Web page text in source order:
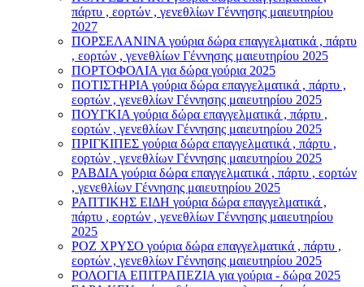
πάρτυ , εορτών , γενεθλίων Γέννησης μαιευτηρίου
2027
ΠΟΡΣΕΛΑΝΙΝΑ γούρια δώρα επαγγελματικά , πάρτυ
, εορτών , γενεθλίων Γέννησης μαιευτηρίου 2025
ΠΟΡΤΟΦΟΛΙΑ για δώρα γούρια 2025
ΠΟΤΙΣΤΗΡΙΑ γούρια δώρα επαγγελματικά , πάρτυ ,
εορτών , γενεθλίων Γέννησης μαιευτηρίου 2025
ΠΟΥΓΚΙΑ γούρια δώρα επαγγελματικά , πάρτυ ,
εορτών , γενεθλίων Γέννησης μαιευτηρίου 2025
ΠΡΙΓΚΙΠΕΣ γούρια δώρα επαγγελματικά , πάρτυ ,
εορτών , γενεθλίων Γέννησης μαιευτηρίου 2025
ΡΑΒΔΙΑ γούρια δώρα επαγγελματικά , πάρτυ , εορτών
, γενεθλίων Γέννησης μαιευτηρίου 2025
ΡΑΠΤΙΚΗΣ ΕΙΔΗ γούρια δώρα επαγγελματικά ,
πάρτυ , εορτών , γενεθλίων Γέννησης μαιευτηρίου
2025
ΡΟΖ ΧΡΥΣΟ γούρια δώρα επαγγελματικά , πάρτυ ,
εορτών , γενεθλίων Γέννησης μαιευτηρίου 2025
ΡΟΛΟΓΙΑ ΕΠΙΤΡΑΠΕΖΙΑ για γούρια - δώρα 2025